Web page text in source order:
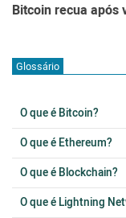
Bitcoin recua após
Glossário
O que é Bitcoin?
O que é Ethereum?
O que é Blockchain?
O que é Lightning